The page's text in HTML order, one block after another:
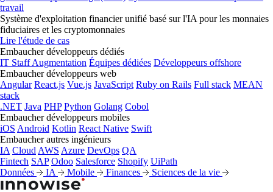
travail
Système d'exploitation financier unifié basé sur l'IA pour les monnaies
fiduciaires et les cryptomonnaies
Lire l'étude de cas
Embaucher développeurs dédiés
IT Staff Augmentation Équipes dédiées Développeurs offshore
Embaucher développeurs web
Angular React.js Vue.js JavaScript Ruby on Rails Full stack MEAN
stack
.NET Java PHP Python Golang Cobol
Embaucher développeurs mobiles
iOS Android Kotlin React Native Swift
Embaucher autres ingénieurs
IA Cloud AWS Azure DevOps QA
Fintech SAP Odoo Salesforce Shopify UiPath
Données
IA Mobile Finances Sciences de la vie